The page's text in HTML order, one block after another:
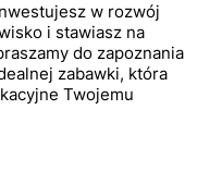
w rozwój
i stawiasz na
do zapoznania
zabawki, która
Twojemu